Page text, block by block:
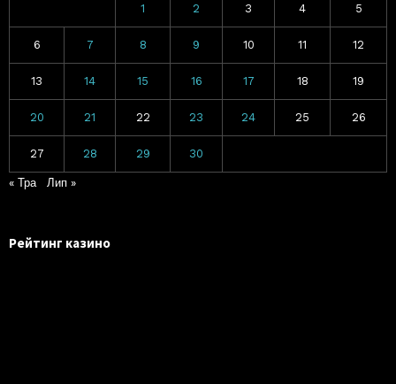
1 2 3 4 5
6 7 8 9 10 11 12
13 14 15 16 17 18 19
20 21 22 23 24 25 26
27 28 29 30
« Тра Лип »
Рейтинг казино